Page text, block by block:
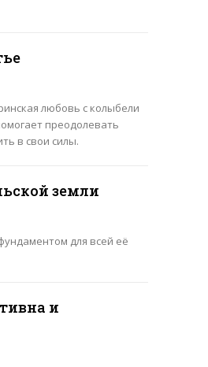
любовь с колыбели
преодолевать
в свои силы.
земли
для всей её
и